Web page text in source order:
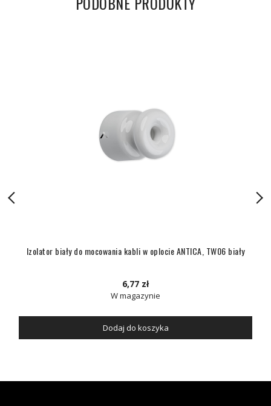
Izolator biały do mocowania kabli w oplocie ANTICA, TW06 biały
6,77 zł
W magazynie
Dodaj do koszyka